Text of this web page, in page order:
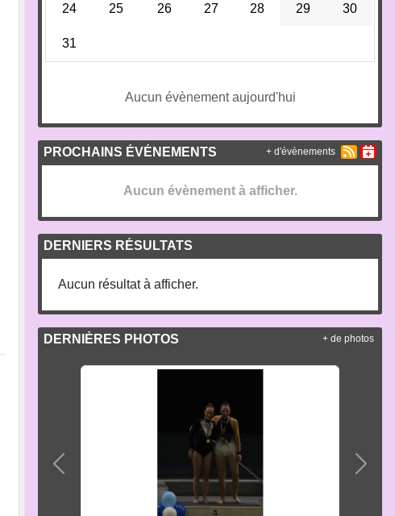
24 25 26 27 28 29 30
31
Aucun évènement aujourd'hui
PROCHAINS ÉVÉNEMENTS
Aucun évènement à afficher.
+ d'évènements
DERNIERS RÉSULTATS
Aucun résultat à afficher.
DERNIÈRES PHOTOS
Précedent
+ de photos